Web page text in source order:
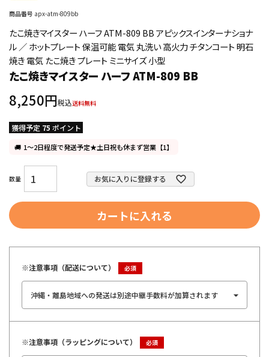
商品番号 apx-atm-809bb
たこ焼きマイスター ハーフ ATM-809 BB アピックスインターナショナ
ル ／ ホットプレート 保温可能 電気 丸洗い 高火力 チタンコート 明石
焼き 電気 たこ焼き プレート ミニサイズ 小型
たこ焼きマイスター ハーフ ATM-809 BB
8,250 税込送料無料
獲得予定 75 ポイント
1～2日程度で発送予定★土日祝も休まず営業【1】
お気に入りに登録する
カートに入れる
※注意事項（配送について）
※注意事項（ラッピングについて）